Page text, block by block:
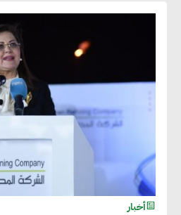
أخبار